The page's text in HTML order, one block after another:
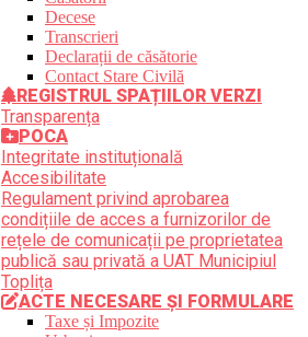
Decese
Transcrieri
Declarații de căsătorie
Contact Stare Civilă
REGISTRUL SPAȚIILOR VERZI
Transparența
POCA
Integritate instituțională
Accesibilitate
Regulament privind aprobarea
condițiile de acces a furnizorilor de
rețele de comunicații pe proprietatea
publică sau privată a UAT Municipiul
Toplița
ACTE NECESARE ȘI FORMULARE
Taxe și Impozite